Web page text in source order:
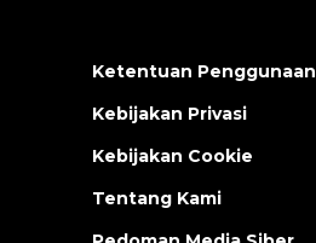
Ketentuan Penggunaan
Kebijakan Privasi
Kebijakan Cookie
Tentang Kami